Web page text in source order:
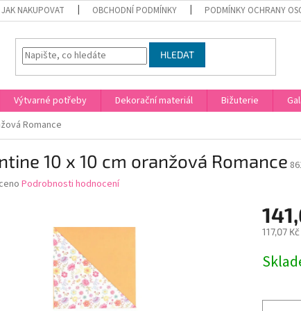
JAK NAKUPOVAT OBCHODNÍ PODMÍNKY PODMÍNKY OCHRANY
HLEDAT
Výtvarné potřeby Dekorační materiál Bižuterie
Romance
10 x 10 cm oranžová Romance
Podrobnosti hodnocení
117,07
cena: